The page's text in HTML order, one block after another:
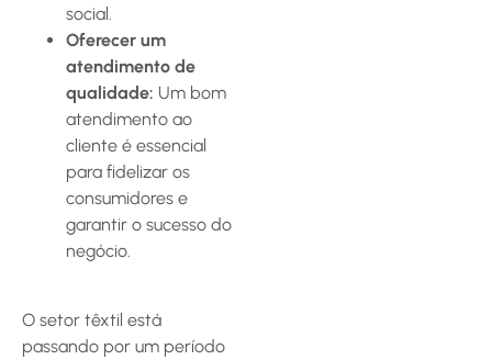
social.
Oferecer um
atendimento de
qualidade: Um bom
atendimento ao
cliente é essencial
para fidelizar os
consumidores e
garantir o sucesso do
negócio.
O setor têxtil está
passando por um período